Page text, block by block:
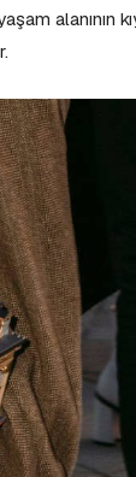
alanının